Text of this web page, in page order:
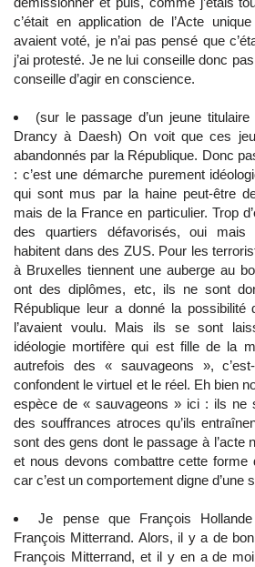
c’était en application de l’Acte
avaient voté, je n’ai pas pensé que
j’ai protesté. Je ne lui conseille donc
conseille d’agir en conscience.
(sur le passage d’un jeune
Drancy à Daesh) On voit que ces
abandonnés par la République. Donc
: c’est une démarche purement
qui sont mus par la haine peut-être
mais de la France en particulier. Trop
des quartiers défavorisés, oui
habitent dans des ZUS. Pour les
à Bruxelles tiennent une auberge au
ont des diplômes, etc, ils ne sont
République leur a donné la possibilité
l’avaient voulu. Mais ils se sont
idéologie mortifère qui est fille de la
autrefois des « sauvageons »,
confondent le virtuel et le réel. Eh bien
espèce de « sauvageons » ici : ils ne
des souffrances atroces qu’ils
sont des gens dont le passage à l’acte
et nous devons combattre cette forme
car c’est un comportement digne d’une
Je pense que François
François Mitterrand. Alors, il y a de
François Mitterrand, et il y en a de